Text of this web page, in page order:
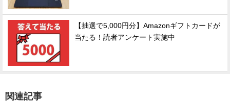
【抽選で5,000円分】Amazonギフトカードが
当たる！読者アンケート実施中
関連記事